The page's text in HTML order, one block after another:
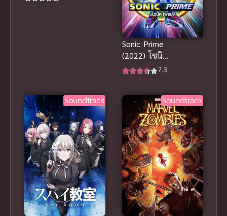
Sonic Prime
(2022) โซนิค
ไพรม์ พากย์7.3
Soundtrack Soundtrack